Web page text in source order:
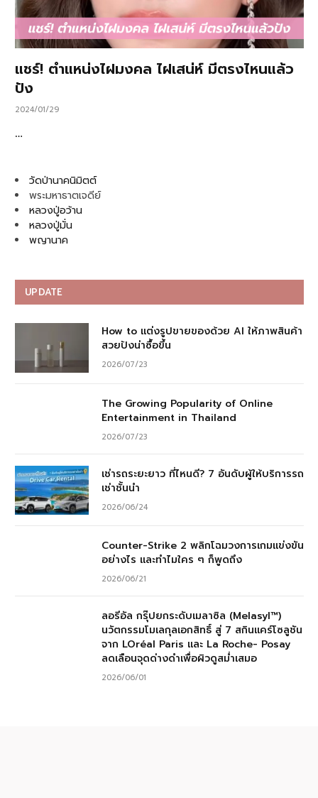
แชร์! ตำแหน่งไฝมงคล ไฝเสน่ห์ มีตรงไหนแล้ว
ปัง
2024/01/29
…
วัดป่านาคนิมิตต์
พระมหาธาตเจดีย์
หลวงปู่อว้าน
หลวงปู่มั่น
พญานาค
UPDATE
How to แต่งรูปขายของด้วย AI ให้ภาพสินค้า
สวยปังน่าซื้อขึ้น
2026/07/23
The Growing Popularity of Online
Entertainment in Thailand
2026/07/23
เช่ารถระยะยาว ที่ไหนดี? 7 อันดับผู้ให้บริการรถ
เช่าชั้นนำ
2026/06/24
Counter-Strike 2 พลิกโฉมวงการเกมแข่งขัน
อย่างไร และทำไมใคร ๆ ก็พูดถึง
2026/06/21
ลอรีอัล กรุ๊ปยกระดับเมลาซิล (Melasyl™)
นวัตกรรมโมเลกุลเอกสิทธิ์ สู่ 7 สกินแคร์โซลูชัน
จาก LOréal Paris และ La Roche- Posay
ลดเลือนจุดด่างดำเพื่อผิวดูสม่ำเสมอ
2026/06/01